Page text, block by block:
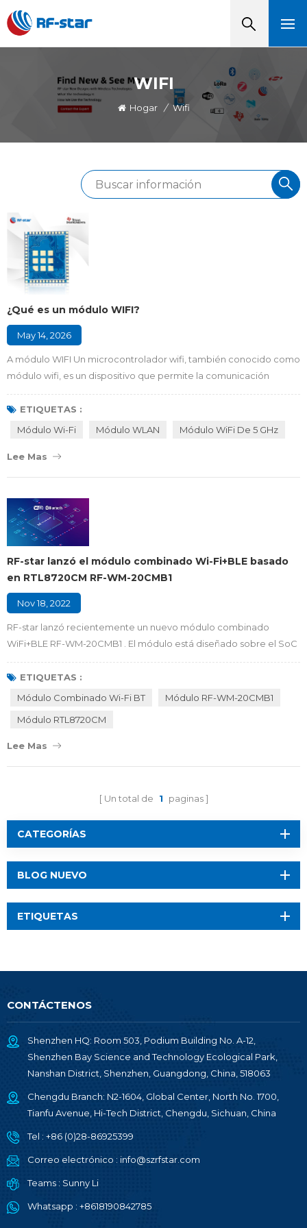
WIFI
Hogar / Wifi
¿Qué es un módulo WIFI?
May 14, 2026
A módulo WIFI Un microcontrolador wifi, también conocido como
módulo wifi, es un dispositivo que permite la comunicación
inalámbrica de datos en dispositivos electrónicos. Los módulos
wifi se encuentran en artículos cotidianos como
electrodomésticos inteligentes, equipos industriales y dispositivos
conecten a redes wifi, facilitando el contro...
ETIQUETAS :
Módulo Wi-Fi
Módulo WLAN Módulo WiFi De 5 GHz
Lee Mas
RF-star lanzó el módulo combinado Wi-Fi+BLE basado
en RTL8720CM RF-WM-20CMB1
Nov 18, 2022
RF-star lanzó recientemente un nuevo módulo combinado
WiFi+BLE RF-WM-20CMB1 . El módulo está diseñado sobre el SoC
RTL8720CM de Realtek con un MCU KM4 de alto rendimiento y
una variedad de periféricos: UART, SPI, I2C, SDIO, GPIO, etc. Es
compatible con Wi-Fi 802.11 b/g/n 1x1 2,4 GHz y BLE 4.2 (PHY, LL,
capacidad de memoria (FLASH: 2 MB, ...
ETIQUETAS :
Módulo Combinado Wi-Fi BT
Módulo RF-WM-20CMB1
Módulo RTL8720CM
Lee Mas
Un total de 1 paginas
CATEGORÍAS
BLOG NUEVO
ETIQUETAS
CONTÁCTENOS
Shenzhen HQ: Room 503, Podium Building No. A-12,
Shenzhen Bay Science and Technology Ecological Park,
Nanshan District, Shenzhen, Guangdong, China, 518063
Chengdu Branch: N2-1604, Global Center, North No. 1700,
Tianfu Avenue, Hi-Tech District, Chengdu, Sichuan, China
Tel : +86 (0)28-86925399
Correo electrónico : info@szrfstar.com
Teams : Sunny Li
Whatsapp : +8618190842785